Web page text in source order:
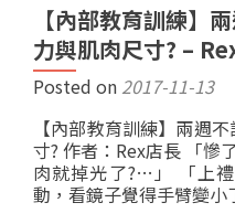
【內部教育訓練】
力與肌肉尺寸? –
Posted on 2017-11-13
【內部教育訓練】兩週
寸? 作者：Rex店長 「慘
肉就掉光了?…」 「上
動，看鏡子覺得手臂變小